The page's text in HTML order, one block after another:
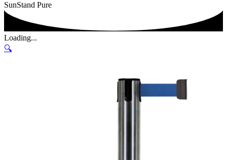
SunStand Pure
Loading...
🔍